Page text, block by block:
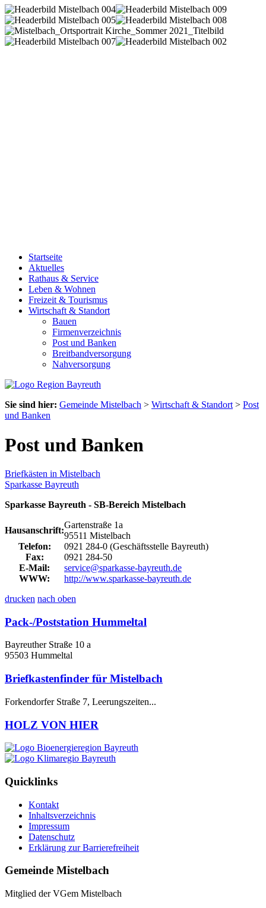
Startseite
Aktuelles
Rathaus & Service
Leben & Wohnen
Freizeit & Tourismus
Wirtschaft & Standort
Bauen
Firmenverzeichnis
Post und Banken
Breitbandversorgung
Nahversorgung
Sie sind hier: Gemeinde Mistelbach > Wirtschaft & Standort > Post
und Banken
Post und Banken
Briefkästen in Mistelbach
Sparkasse Bayreuth
Sparkasse Bayreuth - SB-Bereich Mistelbach
Hausanschrift:
Gartenstraße 1a
95511 Mistelbach
Telefon:
0921 284-0 (Geschäftsstelle Bayreuth)
Fax:
0921 284-50
E-Mail:
service@sparkasse-bayreuth.de
WWW:
http://www.sparkasse-bayreuth.de
drucken nach oben
Pack-/Poststation Hummeltal
Bayreuther Straße 10 a
95503 Hummeltal
Briefkastenfinder für Mistelbach
Forkendorfer Straße 7, Leerungszeiten...
HOLZ VON HIER
Quicklinks
Kontakt
Inhaltsverzeichnis
Impressum
Datenschutz
Erklärung zur Barrierefreiheit
Gemeinde Mistelbach
Mitglied der VGem Mistelbach